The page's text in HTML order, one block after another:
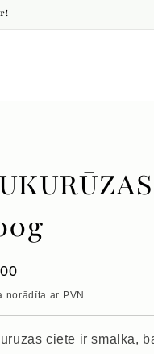
norādīta ar PVN
ciete ir smalka,